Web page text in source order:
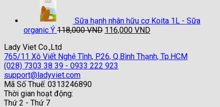
Sữa hạnh nhân hữu cơ Koita 1L - Sữa
organic Ý 118,000VND Giá
118,000 VND.
116,000 VNDGiá
là:
Lady Viet Co.,Ltd
765/11 Xô Viết Nghệ Tĩnh, P.26, Q.Bình Thạnh, Tp.HCM
(028) 7303 38 39 - 0933 222 923
support@ladyviet.com
Mã Số Thuế: 0313246890
Thời gian hoạt động:
Thứ 2 - Thứ 7